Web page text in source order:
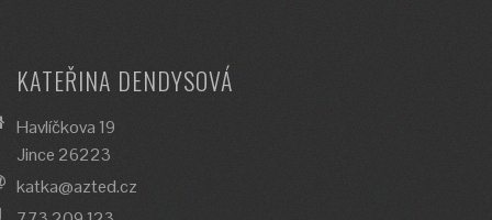
KATEŘINA DENDYSOVÁ
Havlíčkova 19
Jince 26223
katka@azted.cz